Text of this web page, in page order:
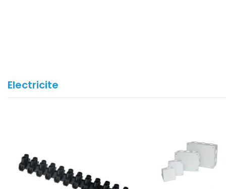
Electricite